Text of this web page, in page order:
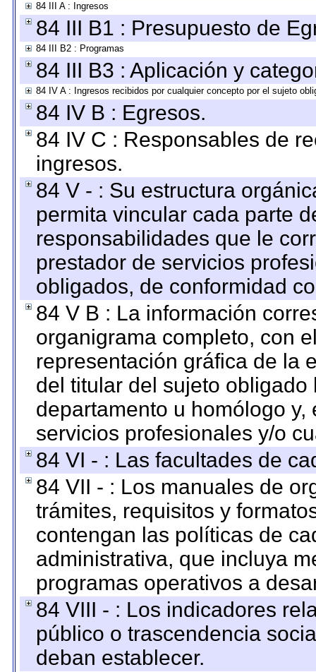
84 III A : Ingresos
84 III B1 : Presupuesto de
84 III B2 : Programas
84 III B3 : Aplicación y
84 IV A : Ingresos recibidos por cualquier concepto por el sujeto
84 IV B : Egresos.
84 IV C : Responsables de
ingresos.
84 V - : Su estructura
permita vincular cada parte
responsabilidades que le
prestador de servicios
obligados, de conformidad
84 V B : La información
organigrama completo, con
representación gráfica de la
del titular del sujeto
departamento u homólogo
servicios profesionales y/o
84 VI - : Las facultades de
84 VII - : Los manuales de
trámites, requisitos y
contengan las políticas de
administrativa, que incluya
programas operativos a
84 VIII - : Los indicadores
público o trascendencia
deban establecer.